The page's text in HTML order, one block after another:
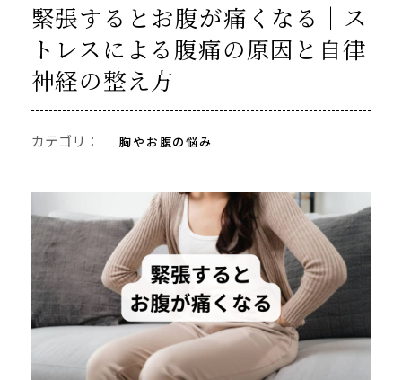
緊張するとお腹が痛くなる｜ス
トレスによる腹痛の原因と自律
神経の整え方
カテゴリ： 胸やお腹の悩み